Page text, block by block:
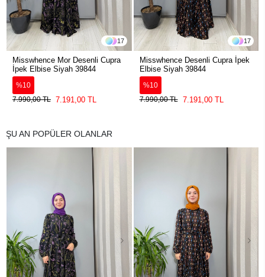
17
Misswhence Mor Desenli Cupra
İpek Elbise Siyah 39844
%10
7.990,00 TL 7.191,00 TL
17
Misswhence Desenli Cupra İpek
Elbise Siyah 39844
%10
7.990,00 TL
7.191,00 TL
ŞU AN POPÜLER OLANLAR